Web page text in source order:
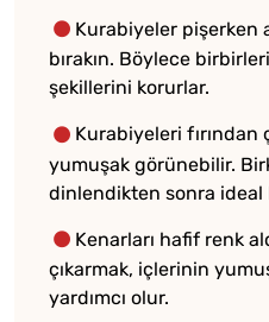
Kurabiyeler pişerken
bırakın. Böylece
şekillerini korurlar.
Kurabiyeleri fırından
yumuşak görünebilir.
dinlendikten sonra ideal
Kenarları hafif renk
çıkarmak, içlerinin
yardımcı olur.